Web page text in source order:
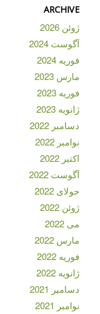
ARCHIVE
ژوئن 2026
آگوست 2024
فوریه 2024
مارس 2023
فوریه 2023
ژانویه 2023
دسامبر 2022
نوامبر 2022
اکتبر 2022
آگوست 2022
جولای 2022
ژوئن 2022
می 2022
مارس 2022
فوریه 2022
ژانویه 2022
دسامبر 2021
نوامبر 2021